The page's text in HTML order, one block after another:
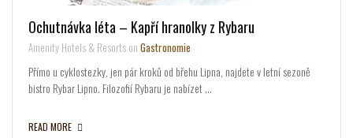
Ochutnávka léta – Kapří hranolky z Rybaru
Amenity Hotels & Resorts on Gastronomie
Přímo u cyklostezky, jen pár kroků od břehu Lipna, najdete v letní sezoně
bistro Rybar Lipno. Filozofií Rybaru je nabízet …
READ MORE